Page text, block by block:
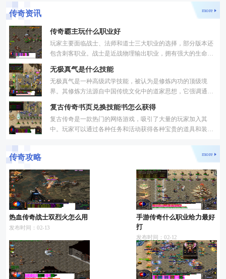
传奇资讯 more
传奇霸主玩什么职业好
玩家主要面临战士、法师和道士三大职业的选择，部分版本还
包含刺客职业。战士是近战物理输出职业，拥有强大的生命值
无极真气是什么技能
无极真气是一种高级武学技能，被认为是修炼内功的顶级境
界。其修炼方法源自中国传统文化中的道家思想，它强调通过
炼
复古传奇书页兑换技能书怎么获得
复古传奇是一款热门的网络游戏，吸引了大量的玩家加入其
中。玩家可以通过各种任务和活动获得各种宝贵的道具和装
传奇攻略 more
热血传奇战士双烈火怎么用
发布时间：02-13
手游传奇什么职业给力最好
打
发布时间：02-12